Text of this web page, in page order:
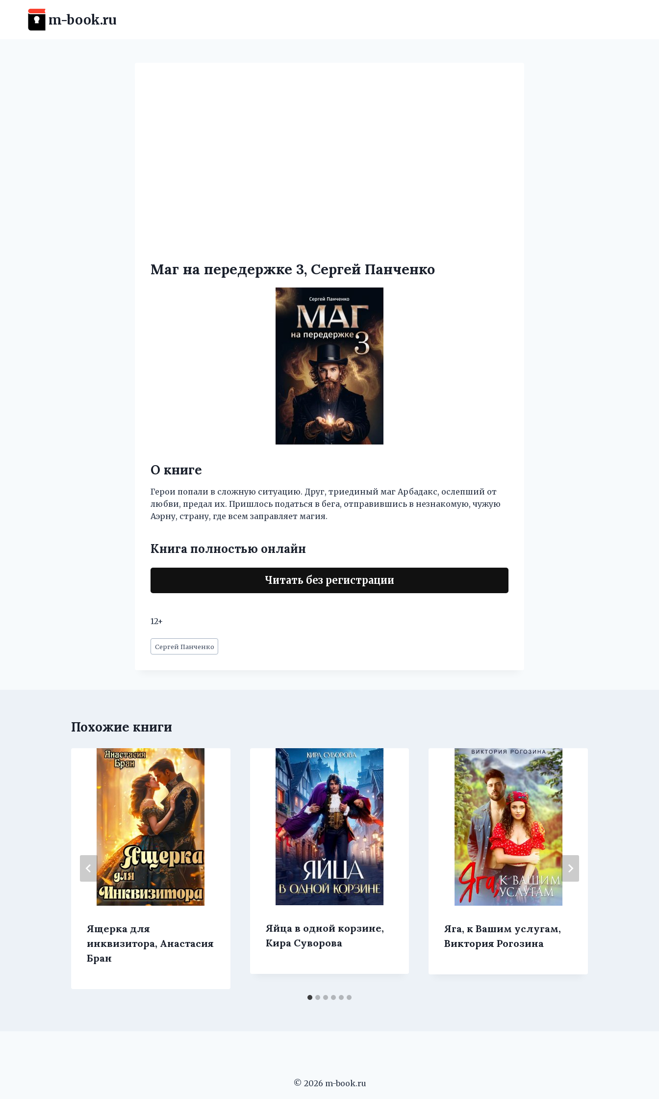
Перейти
содержимому
m-book.ru
Маг на передержке 3, Сергей Панченко
О книге
Герои попали в сложную ситуацию. Друг, триединый маг Арбадакс, ослепший от
любви, предал их. Пришлось податься в бега, отправившись в незнакомую, чужую
Аэрну, страну, где всем заправляет магия.
Книга полностью онлайн
Читать без регистрации
12+
Метки
записи:
Сергей Панченко
Похожие книги
Ящерка для
инквизитора, Анастaсия
Бран
Яйца в одной корзине,
Кира Суворова
Яга, к Вашим услугам,
Виктория Рогозина
© 2026 m-book.ru